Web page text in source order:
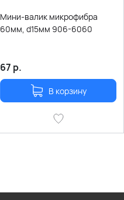
Мини-валик микрофибра
60мм, d15мм 906-6060
67 р.
В корзину